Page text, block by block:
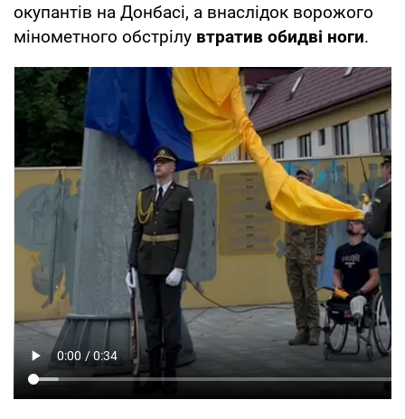
окупантів на Донбасі, а внаслідок ворожого
мінометного обстрілу втратив обидві ноги.